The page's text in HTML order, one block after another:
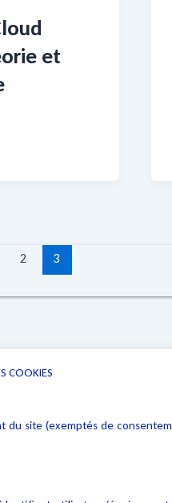
et
2 3
COOKIES
site (exemptés de